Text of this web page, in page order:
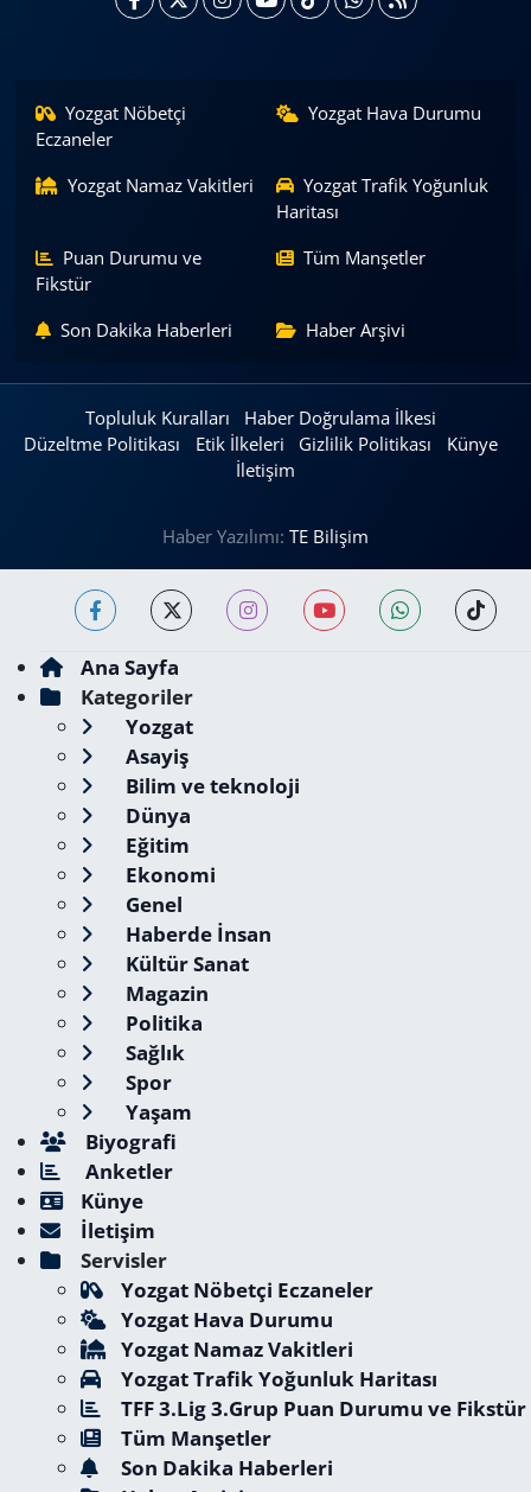
Yozgat Nöbetçi
Eczaneler
Yozgat Hava Durumu
Yozgat Namaz Vakitleri
Yozgat Trafik Yoğunluk
Haritası
Puan Durumu ve
Fikstür
Tüm Manşetler
Son Dakika Haberleri Haber Arşivi
Topluluk Kuralları
Haber Doğrulama İlkesi
Düzeltme Politikası
Etik İlkeleri Gizlilik Politikası
Künye
İletişim
Haber Yazılımı: TE Bilişim
Ana Sayfa
Kategoriler
Yozgat
Asayiş
Bilim ve teknoloji
Dünya
Eğitim
Ekonomi
Genel
Haberde İnsan
Kültür Sanat
Magazin
Politika
Sağlık
Spor
Yaşam
Biyografi
Anketler
Künye
İletişim
Servisler
Yozgat Nöbetçi Eczaneler
Yozgat Hava Durumu
Yozgat Namaz Vakitleri
Yozgat Trafik Yoğunluk Haritası
TFF 3.Lig 3.Grup Puan Durumu ve Fikstür
Tüm Manşetler
Son Dakika Haberleri